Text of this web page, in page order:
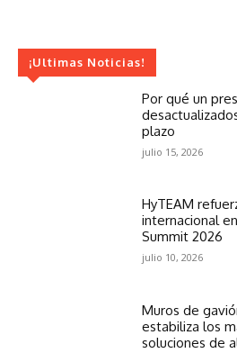
¡Ultimas Noticias!
Por qué un
plazo
julio 15, 2026
HyTEAM
internacional
Summit 2026
julio 10, 2026
Muros de
estabiliza los
soluciones de